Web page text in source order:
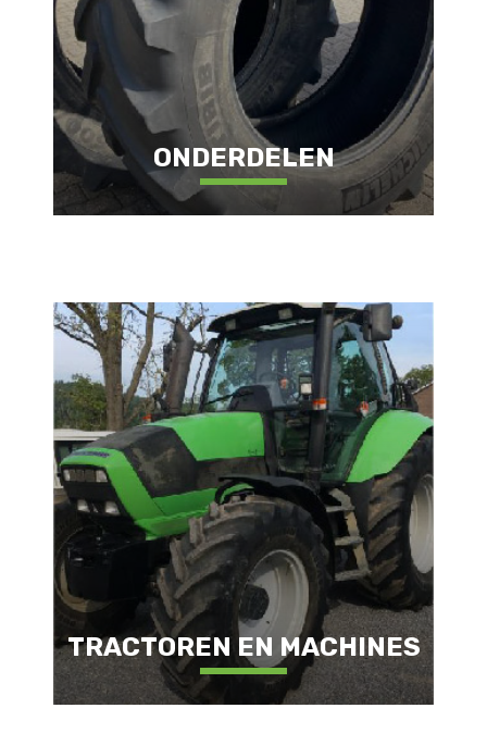
ONDERDELEN
TRACTOREN EN MACHINES